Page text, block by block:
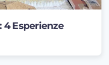
4 Esperienze